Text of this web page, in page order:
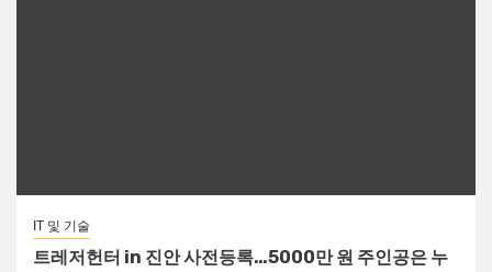
IT 및 기술
트레저헌터 in 진안 사전등록…5000만 원 주인공은 누